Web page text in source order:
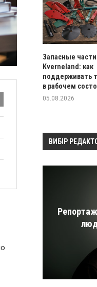
Запасные части
Kverneland: как
поддерживать
в рабочем
05.08.2026
ВИБІР